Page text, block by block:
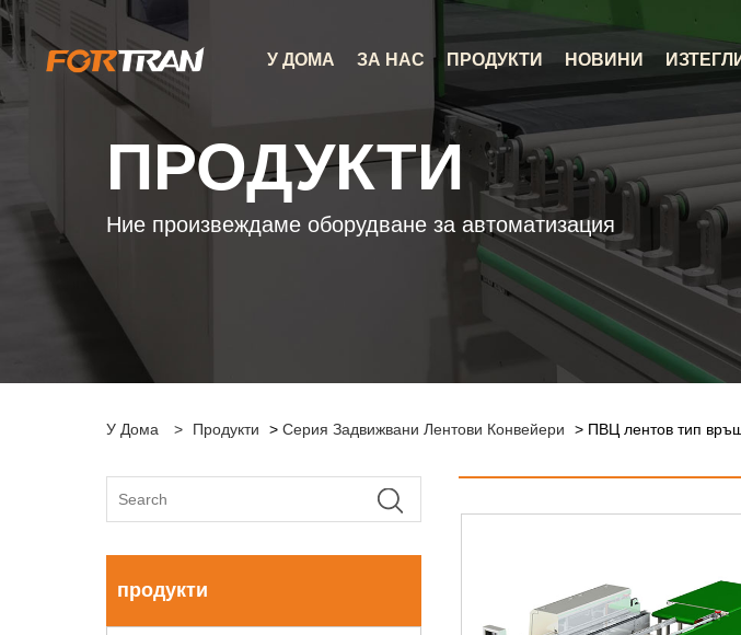
У ДОМА ЗА НАС ПРОДУКТИ НОВИНИ
ПРОДУКТИ
Ние произвеждаме оборудване за автоматизация
У Дома > Продукти > Серия Задвижвани Лентови Конвейери > ПВЦ лентов тип
продукти